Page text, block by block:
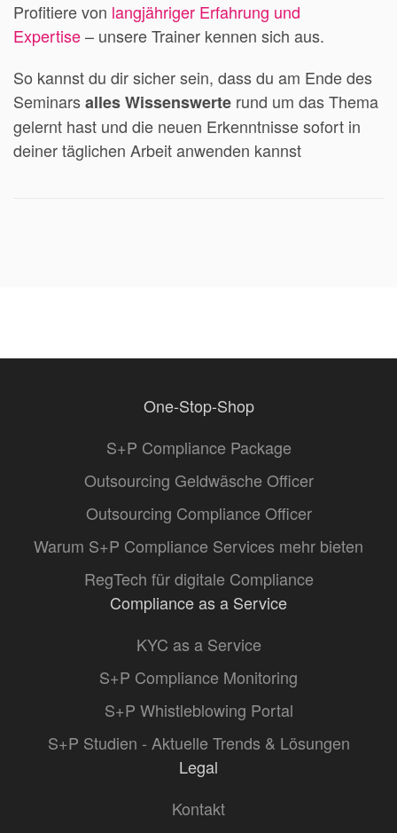
Profitiere von langjähriger Erfahrung und
Expertise– unsere Trainer kennen sich aus.
So kannst du dir sicher sein, dass du am Ende des
Seminarsalles Wissenswerte rund um das Thema
gelernt hast und die neuen Erkenntnisse sofort in
deiner täglichen Arbeit anwenden kannst
One-Stop-Shop
S+P Compliance Package
Outsourcing Geldwäsche Officer
Outsourcing Compliance Officer
Warum S+P Compliance Services mehr bieten
RegTech für digitale Compliance
Compliance as a Service
KYC as a Service
S+P Compliance Monitoring
S+P Whistleblowing Portal
S+P Studien - Aktuelle Trends & Lösungen
Legal
Kontakt